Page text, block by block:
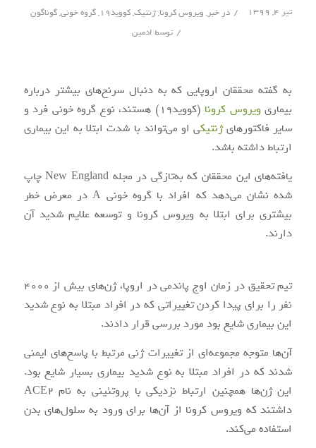
تیر ۴, ۱۳۹۹ / درخبر, ویروس کرونا,ژنتیک,کووید۱۹ ,گروه خونی,گوناگون
/ توسط ادمین
به گفته محققان اروپایی که به دنبال سرنخ‌های بیشتر درباره
بیماری ویروس کرونا
(کووید۱۹) هستند، نوع گروه خونی فرد و
سایر فاکتورهایژنتیکی او می‌تواند با شدت ابتلا به این بیماری
ارتباط داشته باشد.
یافته‌های این محققان که به‌تازگی در مجله New England چاپ
شده نشان می‌دهد که افراد با گروه خونی A در معرض خطر
بیشتری برای ابتلا به ویروس کرونا و توسعه علایم شدید آن
دارند.
تیم تحقیق در زمان اوج پاندمی در اروپا، ژن‌های بیش از ۴۰۰۰
نفر را برای پیدا کردن تغییراتی که در افراد مبتلا به نوع شدید
این بیماری شایع بود مورد بررسی قرار دادند.
آن‌ها متوجه مجموعه‌ای از تغییرات ژنی مرتبط با پاسخ‌های ایمنی
شدند که در افراد مبتلا به نوع شدید بیماری بسیار شایع بود.
این ژن‌ها همچنین ارتباط نزدیکی با پروتئینی به نام ACE2
داشتند که ویروس کرونا از آن‌ها برای ورود به سلول‌های بدن
استفاده می‌کند.